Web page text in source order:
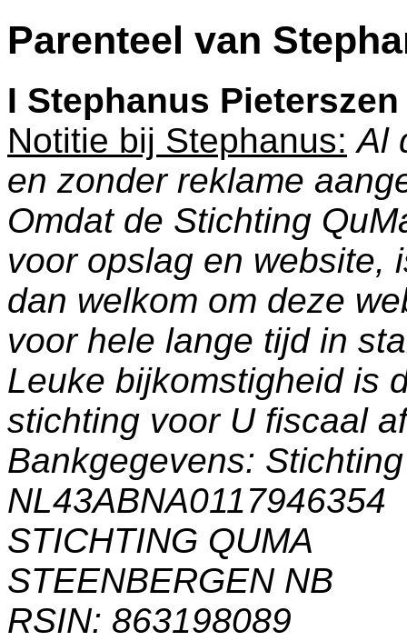
Parenteel van
I Stephanus
Notitie bij Stephanus: Al
en zonder reklame
Omdat de Stichting
voor opslag en website,
dan welkom om deze
voor hele lange tijd in
Leuke bijkomstigheid is
stichting voor U fiscaal
Bankgegevens:
NL43ABNA0117946354
STICHTING QUMA
STEENBERGEN NB
RSIN: 863198089